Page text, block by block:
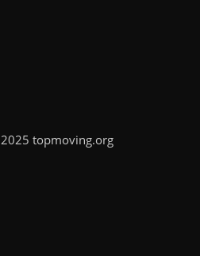
2025 topmoving.org